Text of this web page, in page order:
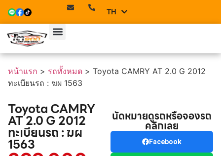
TH
EN
หน้าแรก > รถทั้งหมด > Toyota CAMRY AT 2.0 G 2012
ทะเบียนรถ : ฆผ 1563
Toyota CAMRY
AT 2.0 G 2012
ทะเบียนรถ : ฆผ
1563
นัดหมายดูรถหรือจองรถ
คลิกเลย
Facebook